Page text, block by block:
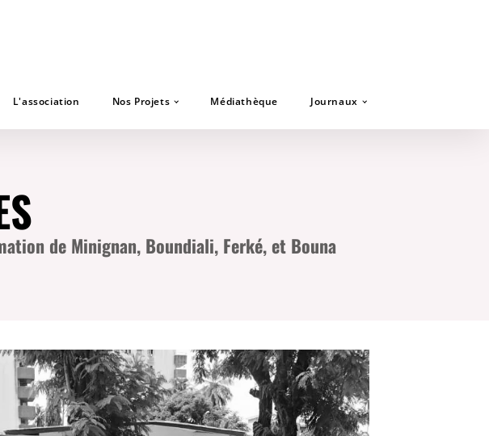
L'association Nos Projets Médiathèque Journaux
de Minignan, Boundiali, Ferké, et Bouna